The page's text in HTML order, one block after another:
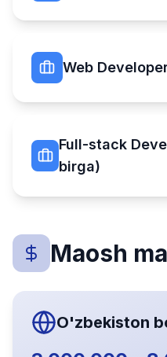
Web
Full-stack
birga)
Maosh
O'zbekiston